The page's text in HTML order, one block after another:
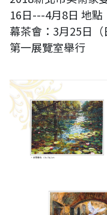
16日---4月8日 地
幕茶會：3月25日
第一展覽室舉行
蔡雪貞 大師之作經典巡迴展